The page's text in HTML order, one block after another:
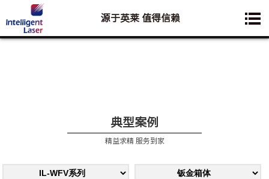
您想要了解的业务是:
源于英莱 值得信赖
典型案例
精益求精 服务到家